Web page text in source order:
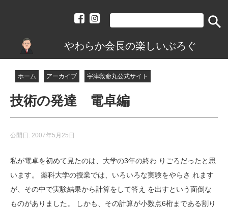
search
やわらか会長の楽しいぶろぐ
ホーム アーカイブ 宇津救命丸公式サイト
技術の発達 電卓編
公開日: 2007年5月25日
私が電卓を初めて見たのは、大学の3年の終わ りごろだったと思
います。 薬科大学の授業では、いろいろな実験をやらさ れます
が、その中で実験結果から計算をして答え を出すという面倒な
ものがありました。 しかも、その計算が小数点6桁まである割り